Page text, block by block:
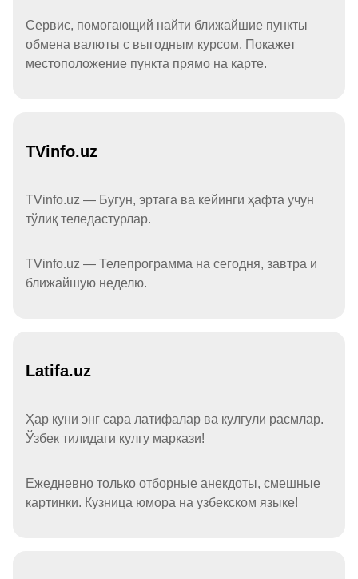
Сервис, помогающий найти ближайшие пункты
обмена валюты с выгодным курсом. Покажет
местоположение пункта прямо на карте.
TVinfo.uz
TVinfo.uz — Бугун, эртага ва кейинги ҳафта учун
тўлиқ теледастурлар.
TVinfo.uz — Телепрограмма на сегодня, завтра и
ближайшую неделю.
Latifa.uz
Ҳар куни энг сара латифалар ва кулгули расмлар.
Ўзбек тилидаги кулгу маркази!
Ежедневно только отборные анекдоты, смешные
картинки. Кузница юмора на узбекском языке!